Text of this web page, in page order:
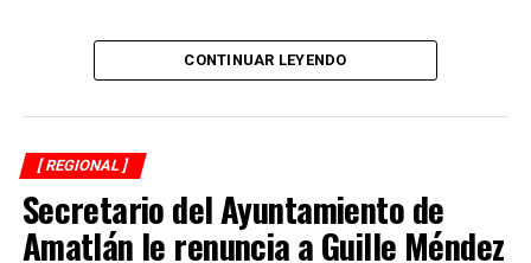
El dirigente sostuvo que una de las prioridades es
garantizar que los productores reciban el pago íntegro
empresa se comprometió a cubrir los adeudos conforme
a la ley y a los acuerdos establecidos al concluir la
molienda.
El Ingenio San Pedro abastecía entre 17 mil y 18 mil
CONTINUAR LEYENDO
[ REGIONAL ]
Secretario del Ayuntamiento de
Amatlán le renuncia a Guille Méndez